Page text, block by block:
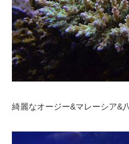
綺麗なオージー&マレーシア&